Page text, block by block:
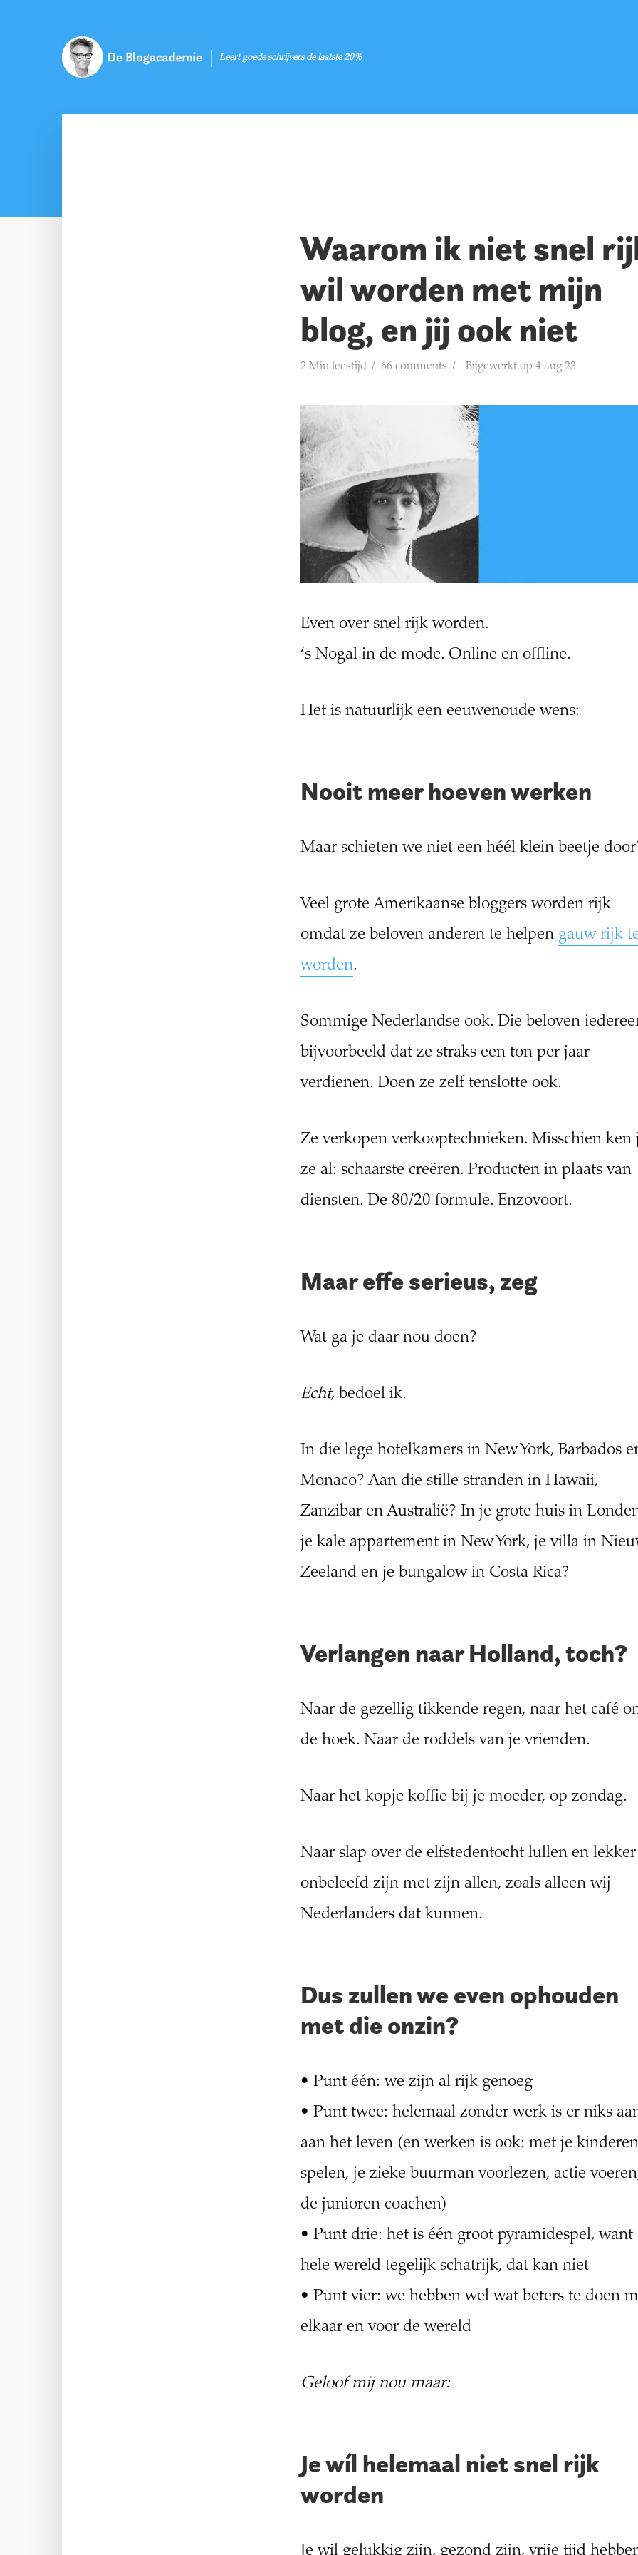
Leert goede schrijvers de laatste 20%
Waarom ik niet snel
wil worden met mijn
blog, en jij ook niet
2 Min leestijd 66 comments Bijgewerkt op 4 aug 23
Even over snel rijk worden.
‘s Nogal in de mode. Online en offline.
Het is natuurlijk een eeuwenoude wens:
Nooit meer hoeven werken
Maar schieten we niet een héél klein beetje
Veel grote Amerikaanse bloggers worden rijk
omdat ze beloven anderen te helpen gauw rijk
worden.
Sommige Nederlandse ook. Die beloven
bijvoorbeeld dat ze straks een ton per jaar
verdienen. Doen ze zelf tenslotte ook.
Ze verkopen verkooptechnieken. Misschien ken
ze al: schaarste creëren. Producten in plaats van
diensten. De 80/20 formule. Enzovoort.
Maar effe serieus, zeg
Wat ga je daar nou doen?
Echt, bedoel ik.
In die lege hotelkamers in New York, Barbados
Monaco? Aan die stille stranden in Hawaii,
Zanzibar en Australië? In je grote huis in
je kale appartement in New York, je villa in
Zeeland en je bungalow in Costa Rica?
Verlangen naar Holland, toch?
Naar de gezellig tikkende regen, naar het café
de hoek. Naar de roddels van je vrienden.
Naar het kopje koffie bij je moeder, op zondag.
Naar slap over de elfstedentocht lullen en lekker
onbeleefd zijn met zijn allen, zoals alleen wij
Nederlanders dat kunnen.
Dus zullen we even ophouden
met die onzin?
• Punt één: we zijn al rijk genoeg
• Punt twee: helemaal zonder werk is er niks
aan het leven (en werken is ook: met je kinderen
spelen, je zieke buurman voorlezen, actie
de junioren coachen)
• Punt drie: het is één groot pyramidespel, want
hele wereld tegelijk schatrijk, dat kan niet
• Punt vier: we hebben wel wat beters te doen
elkaar en voor de wereld
Geloof mij nou maar:
Je wíl helemaal niet snel rijk
worden
Je wil gelukkig zijn, gezond zijn, vrije tijd